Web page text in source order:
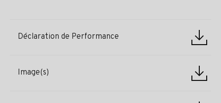
Déclaration de Performance
Image(s)